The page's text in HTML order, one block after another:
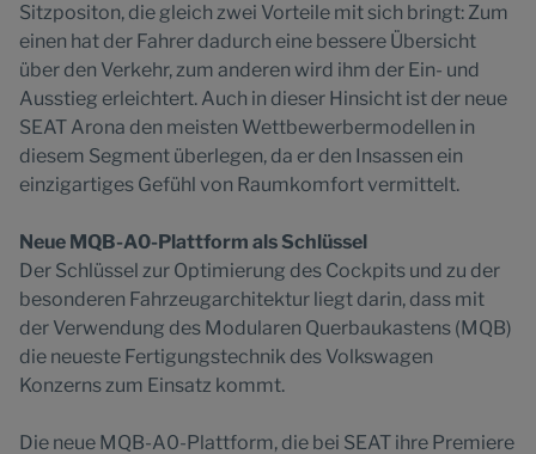
Sitzpositon, die gleich zwei Vorteile mit sich bringt: Zum
einen hat der Fahrer dadurch eine bessere Übersicht
über den Verkehr, zum anderen wird ihm der Ein- und
Ausstieg erleichtert. Auch in dieser Hinsicht ist der neue
SEAT Arona den meisten Wettbewerbermodellen in
diesem Segment überlegen, da er den Insassen ein
einzigartiges Gefühl von Raumkomfort vermittelt.
Neue MQB-A0-Plattform als Schlüssel
Der Schlüssel zur Optimierung des Cockpits und zu der
besonderen Fahrzeugarchitektur liegt darin, dass mit
der Verwendung des Modularen Querbaukastens (MQB)
die neueste Fertigungstechnik des Volkswagen
Konzerns zum Einsatz kommt.
Die neue MQB-A0-Plattform, die bei SEAT ihre Premiere